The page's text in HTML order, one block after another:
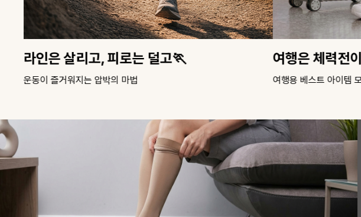
라인은 살리고, 피로는 덜고🏃
운동이 즐거워지는 압박의 마법
여행은 체력전
여행용 베스트 아이템